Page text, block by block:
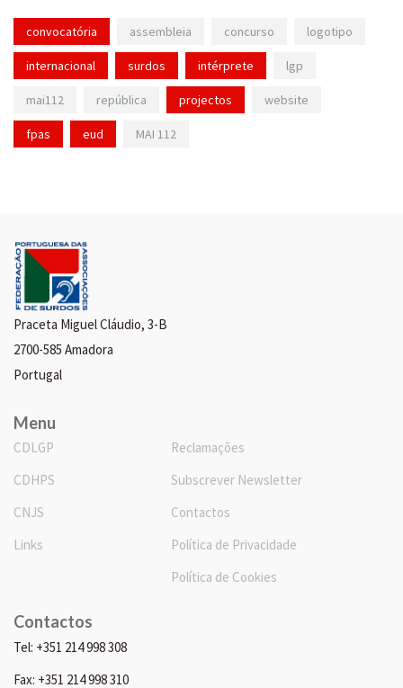
convocatória assembleia concurso logotipo
internacional surdos intérprete lgp
mai112 república projectos website
fpas eud MAI 112
Praceta Miguel Cláudio, 3-B
2700-585 Amadora
Portugal
Menu
CDLGP
CDHPS
CNJS
Links
Reclamações
Subscrever Newsletter
Contactos
Política de Privacidade
Política de Cookies
Contactos
Tel: +351 214 998 308
Fax: +351 214 998 310